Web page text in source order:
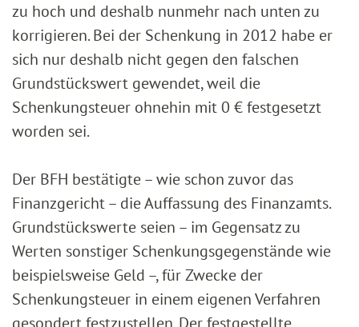
zu hoch und deshalb nunmehr nach unten zu
korrigieren. Bei der Schenkung in 2012 habe er
sich nur deshalb nicht gegen den falschen
Grundstückswert gewendet, weil die
Schenkungsteuer ohnehin mit 0 € festgesetzt
worden sei.
Der BFH bestätigte – wie schon zuvor das
Finanzgericht – die Auffassung des Finanzamts.
Grundstückswerte seien – im Gegensatz zu
Werten sonstiger Schenkungsgegenstände wie
beispielsweise Geld –, für Zwecke der
Schenkungsteuer in einem eigenen Verfahren